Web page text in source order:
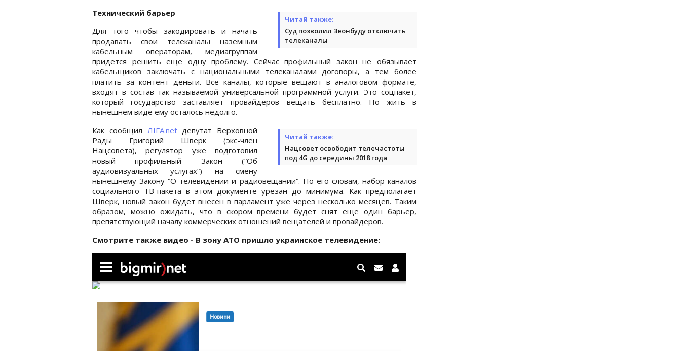
Читай также:
Суд позволил Зеонбуду отключать
телеканалы
Технический барьер
Для того чтобы закодировать и начать
продавать свои телеканалы наземным
кабельным операторам, медиагруппам
придется решить еще одну проблему. Сейчас профильный закон не обязывает
кабельщиков заключать с национальными телеканалами договоры, а тем более
платить за контент деньги. Все каналы, которые вещают в аналоговом формате,
входят в состав так называемой универсальной программной услуги. Это соцпакет,
который государство заставляет провайдеров вещать бесплатно. Но жить в
нынешнем виде ему осталось недолго.
Читай также:
Нацсовет освободит телечастоты
под 4G до середины 2018 года
Как сообщил ЛІГА.netдепутат Верховной
Рады Григорий Шверк (экс-член
Нацсовета), регулятор уже подготовил
новый профильный Закон (“Об
аудиовизуальных услугах“) на смену
нынешнему Закону “О телевидении и радиовещании“. По его словам, набор каналов
социального ТВ-пакета в этом документе урезан до минимума. Как предполагает
Шверк, новый закон будет внесен в парламент уже через несколько месяцев. Таким
образом, можно ожидать, что в скором времени будет снят еще один барьер,
препятствующий началу коммерческих отношений вещателей и провайдеров.
Смотрите также видео - В зону АТО пришло украинское телевидение: